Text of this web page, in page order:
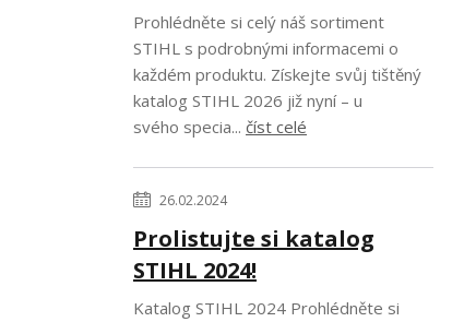
Prohlédněte si celý náš sortiment
STIHL s podrobnými informacemi o
každém produktu. Získejte svůj tištěný
katalog STIHL 2026 již nyní – u
svého specia... číst celé
26.02.2024
Prolistujte si katalog
STIHL 2024!
Katalog STIHL 2024 Prohlédněte si